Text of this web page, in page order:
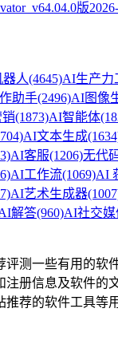
版
人(4645)AI生产力
助手(2496)AI图像
(1873)AI智能体
AI文本生成
AI客服(1206)无代
AI工作流(1069)AI
AI艺术生成器
解答(960)AI社交
评测一些有用的软
注册信息及软件的
荐的软件工具等